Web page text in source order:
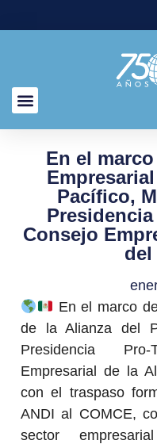
En el
Pacífico,
Consejo
del
En el marco
de la Alianza del
Presidencia
Empresarial de la
con el traspaso
ANDI al COMCE,
sector